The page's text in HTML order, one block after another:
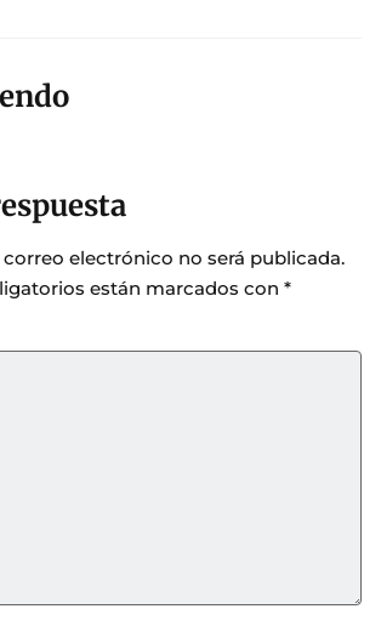
electrónico no será publicada.
están marcados con *